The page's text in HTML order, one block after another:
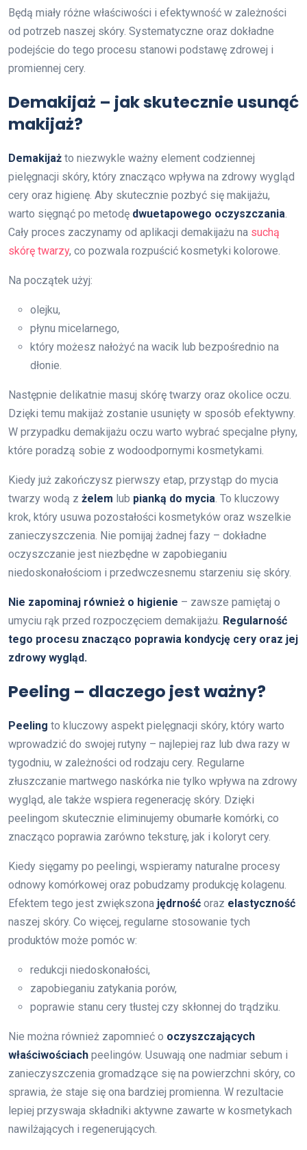
Będą miały różne właściwości i efektywność w zależności
od potrzeb naszej skóry. Systematyczne oraz dokładne
podejście do tego procesu stanowi podstawę zdrowej i
promiennej cery.
Demakijaż – jak skutecznie usunąć
makijaż?
Demakijaż to niezwykle ważny element codziennej
pielęgnacji skóry, który znacząco wpływa na zdrowy wygląd
cery oraz higienę. Aby skutecznie pozbyć się makijażu,
warto sięgnąć po metodę dwuetapowego oczyszczania
Cały proces zaczynamy od aplikacji demakijażu na suchą
skórę twarzy, co pozwala rozpuścić kosmetyki kolorowe.
Na początek użyj:
olejku,
płynu micelarnego,
który możesz nałożyć na wacik lub bezpośrednio na
dłonie.
Następnie delikatnie masuj skórę twarzy oraz okolice oczu.
Dzięki temu makijaż zostanie usunięty w sposób efektywny.
W przypadku demakijażu oczu warto wybrać specjalne płyny,
które poradzą sobie z wodoodpornymi kosmetykami.
Kiedy już zakończysz pierwszy etap, przystąp do mycia
twarzy wodą z żelem lub pianką do mycia . To kluczowy
krok, który usuwa pozostałości kosmetyków oraz wszelkie
zanieczyszczenia. Nie pomijaj żadnej fazy – dokładne
oczyszczanie jest niezbędne w zapobieganiu
niedoskonałościom i przedwczesnemu starzeniu się skóry.
Nie zapominaj również o higienie – zawsze pamiętaj o
umyciu rąk przed rozpoczęciem demakijażu. Regularność
tego procesu znacząco poprawia kondycję cery oraz jej
zdrowy wygląd.
Peeling – dlaczego jest ważny?
Peeling to kluczowy aspekt pielęgnacji skóry, który warto
wprowadzić do swojej rutyny – najlepiej raz lub dwa razy w
tygodniu, w zależności od rodzaju cery. Regularne
złuszczanie martwego naskórka nie tylko wpływa na zdrowy
wygląd, ale także wspiera regenerację skóry. Dzięki
peelingom skutecznie eliminujemy obumarłe komórki, co
znacząco poprawia zarówno teksturę, jak i koloryt cery.
Kiedy sięgamy po peelingi, wspieramy naturalne procesy
odnowy komórkowej oraz pobudzamy produkcję kolagenu.
Efektem tego jest zwiększona jędrność oraz elastyczność
naszej skóry. Co więcej, regularne stosowanie tych
produktów może pomóc w:
redukcji niedoskonałości,
zapobieganiu zatykania porów,
poprawie stanu cery tłustej czy skłonnej do trądziku.
Nie można również zapomnieć o oczyszczających
właściwościach peelingów. Usuwają one nadmiar sebum i
zanieczyszczenia gromadzące się na powierzchni skóry, co
sprawia, że staje się ona bardziej promienna. W rezultacie
lepiej przyswaja składniki aktywne zawarte w kosmetykach
nawilżających i regenerujących.